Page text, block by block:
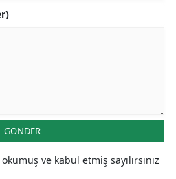
GÖNDER
okumuş ve kabul etmiş sayılırsınız